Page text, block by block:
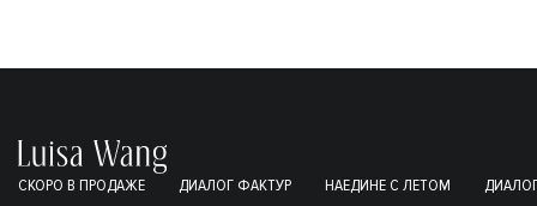
СКОРО В ПРОДАЖЕ ДИАЛОГ ФАКТУР НАЕДИНЕ С ЛЕТОМ